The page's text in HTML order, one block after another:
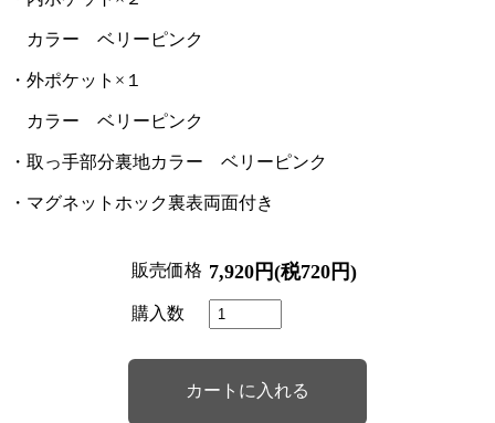
カラー ベリーピンク
・外ポケット×１
カラー ベリーピンク
・取っ手部分裏地カラー ベリーピンク
・マグネットホック裏表両面付き
販売価格 7,920円(税720円)
購入数